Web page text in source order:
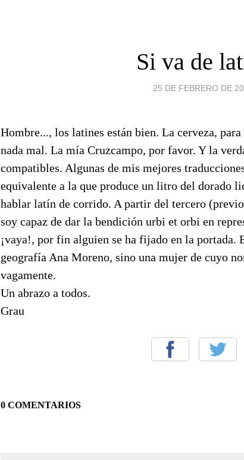
Si va de
25 DE FEBRERO DE
Hombre..., los latines están bien. La cerveza,
nada mal. La mía Cruzcampo, por favor. Y la
compatibles. Algunas de mis mejores
equivalente a la que produce un litro del dorado
hablar latín de corrido. A partir del tercero
soy capaz de dar la bendición urbi et orbi en
¡vaya!, por fin alguien se ha fijado en la portada.
geografía Ana Moreno, sino una mujer de cuyo
vagamente.
Un abrazo a todos.
Grau
0 COMENTARIOS